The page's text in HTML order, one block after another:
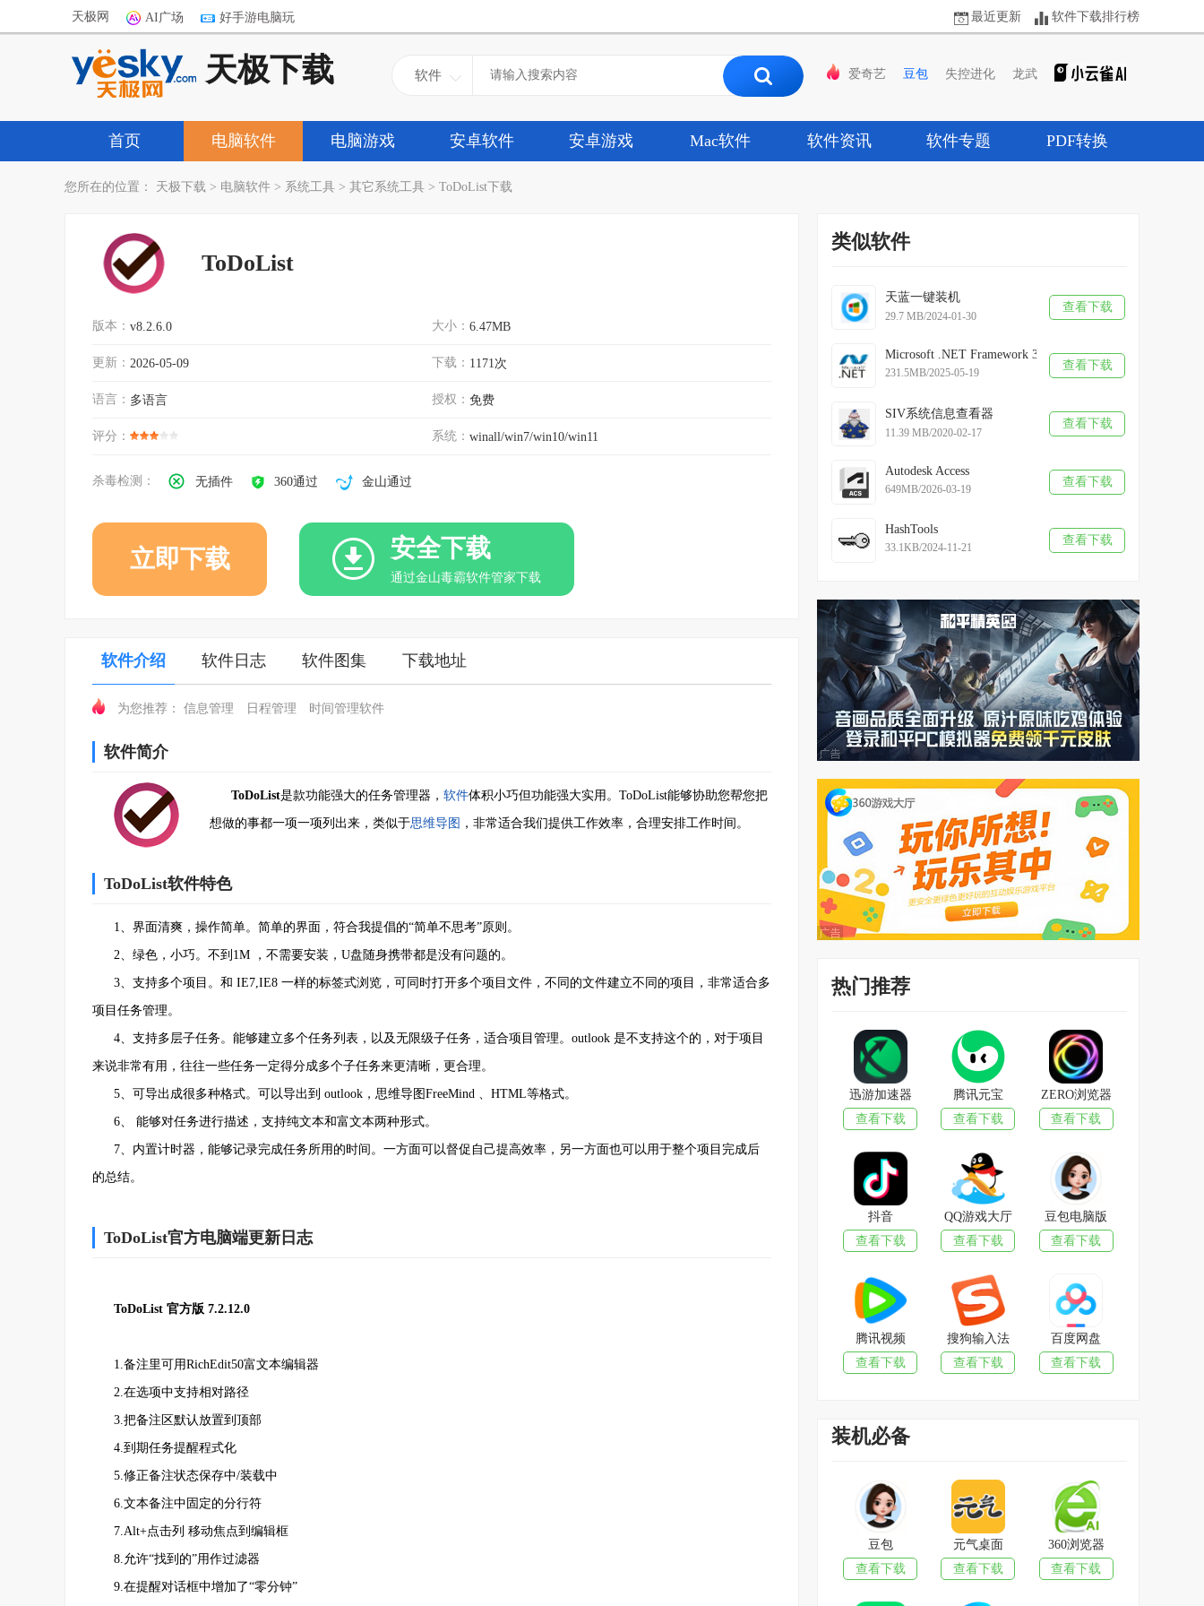
天极网 AI广场 好手游电脑玩 最近更新 软件下载排行榜
天极下载 软件 爱奇艺 豆包 失控进化 龙武
首页 电脑软件 电脑游戏 安卓软件 安卓游戏 Mac软件 软件资讯 软件专题 PDF转换
您所在的位置： 天极下载 > 电脑软件 > 系统工具 > 其它系统工具 > ToDoList下载
ToDoList
版本： v8.2.6.0 大小： 6.47MB
更新： 2026-05-09 下载： 1171次
语言： 多语言 授权： 免费
评分： 系统： winall/win7/win10/win11
杀毒检测： 无插件 360通过 金山通过
立即下载 安全下载
通过金山毒霸软件管家下载
软件介绍 软件日志 软件图集 下载地址
为您推荐： 信息管理 日程管理 时间管理软件
软件简介
ToDoList是款功能强大的任务管理器， 软件体积小巧但功能强大实用。ToDoList能够协助您帮您把
想做的事都一项一项列出来，类似于思维导图 ，非常适合我们提供工作效率，合理安排工作时间。
ToDoList软件特色
1、界面清爽，操作简单。简单的界面，符合我提倡的“简单不思考”原则。
2、绿色，小巧。不到1M ，不需要安装，U盘随身携带都是没有问题的。
3、支持多个项目。和 IE7,IE8 一样的标签式浏览，可同时打开多个项目文件，不同的文件建立不同的项目，非常适合多
项目任务管理。
4、支持多层子任务。能够建立多个任务列表，以及无限级子任务，适合项目管理。outlook 是不支持这个的，对于项目
来说非常有用，往往一些任务一定得分成多个子任务来更清晰，更合理。
5、可导出成很多种格式。可以导出到 outlook，思维导图FreeMind 、HTML等格式。
6、 能够对任务进行描述，支持纯文本和富文本两种形式。
7、内置计时器，能够记录完成任务所用的时间。一方面可以督促自己提高效率，另一方面也可以用于整个项目完成后
的总结。
ToDoList官方电脑端更新日志
ToDoList 官方版 7.2.12.0
1.备注里可用RichEdit50富文本编辑器
2.在选项中支持相对路径
3.把备注区默认放置到顶部
4.到期任务提醒程式化
5.修正备注状态保存中/装载中
6.文本备注中固定的分行符
7.Alt+点击列 移动焦点到编辑框
8.允许“找到的”用作过滤器
9.在提醒对话框中增加了“零分钟”
类似软件
天蓝一键装机
29.7 MB/2024-01-30
查看下载
Microsoft .NET Framework 3.5
231.5MB/2025-05-19
查看下载
SIV系统信息查看器
11.39 MB/2020-02-17
查看下载
Autodesk Access
649MB/2026-03-19
查看下载
HashTools
33.1KB/2024-11-21
查看下载
热门推荐
迅游加速器
查看下载
腾讯元宝
查看下载
ZERO浏览器
查看下载
抖音
查看下载
QQ游戏大厅
查看下载
豆包电脑版
查看下载
腾讯视频
查看下载
搜狗输入法
查看下载
百度网盘
查看下载
装机必备
豆包
查看下载
元气桌面
查看下载
360浏览器
查看下载